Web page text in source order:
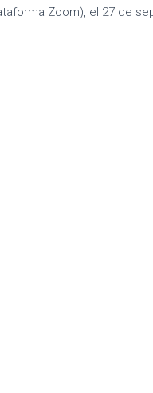
Zoom), el 27 de